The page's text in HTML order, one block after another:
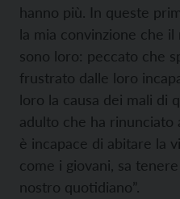
hanno più. In queste
la mia convinzione che
sono loro: peccato che
frustrato dalle loro
loro la causa dei mali di
adulto che ha rinunciato
è incapace di abitare la
come i giovani, sa
nostro quotidiano”.